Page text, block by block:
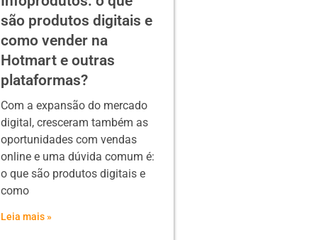
são produtos digitais e
como vender na
Hotmart e outras
plataformas?
Com a expansão do mercado
digital, cresceram também as
oportunidades com vendas
online e uma dúvida comum é:
o que são produtos digitais e
como
Leia mais »